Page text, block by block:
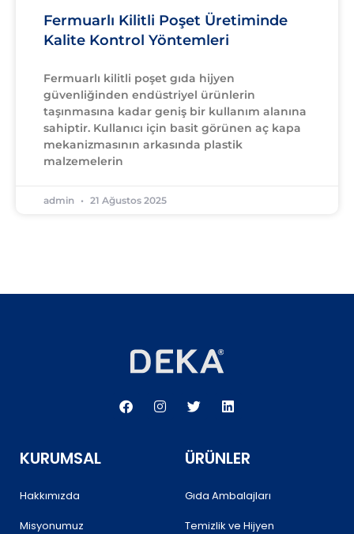
Fermuarlı Kilitli Poşet Üretiminde
Kalite Kontrol Yöntemleri
Fermuarlı kilitli poşet gıda hijyen
güvenliğinden endüstriyel ürünlerin
taşınmasına kadar geniş bir kullanım alanına
sahiptir. Kullanıcı için basit görünen aç kapa
mekanizmasının arkasında plastik
malzemelerin
admin 21 Ağustos 2025
a
n
w
t
e
i
e
d
n
KURUMSAL
Hakkımızda
Misyonumuz
ÜRÜNLER
Gıda Ambalajları
Temizlik ve Hijyen